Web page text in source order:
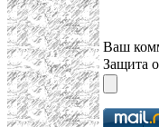
Ваш
Защита